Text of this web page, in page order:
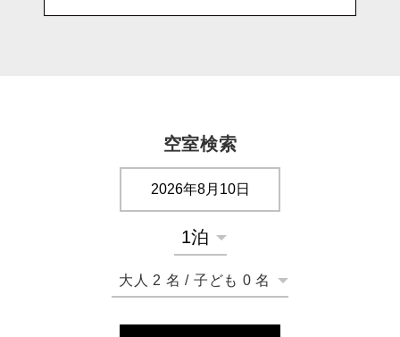
空室検索
大人 2 名 / 子ども 0 名